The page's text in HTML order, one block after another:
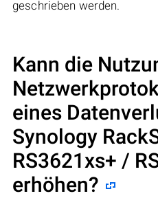
geschrieben werden.
Kann die
eines
Synology
RS3621xs+ /
erhöhen?